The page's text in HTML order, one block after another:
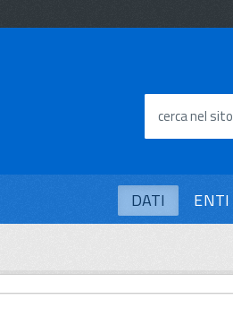
cerca nel sito
DATI ENTI